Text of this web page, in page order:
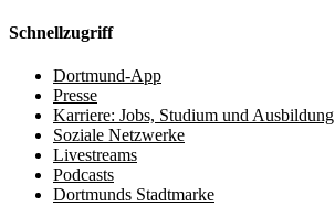
Schnellzugriff
Dortmund-App
Presse
Karriere: Jobs, Studium und Ausbildung
Soziale Netzwerke
Livestreams
Podcasts
Dortmunds Stadtmarke